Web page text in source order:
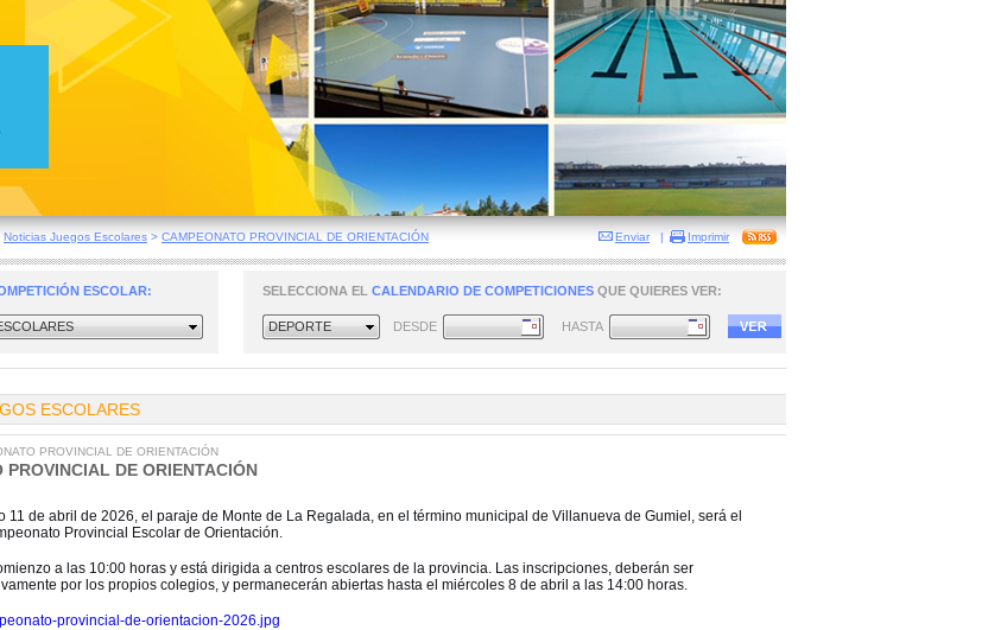
Noticias Juegos Escolares > CAMPEONATO PROVINCIAL DE ORIENTACIÓN Enviar | Imprimir
ESCOLAR: SELECCIONA EL CALENDARIO DE COMPETICIONES QUE QUIERES VER:
DEPORTE DESDE HASTA
ESCOLARES
PROVINCIAL DE ORIENTACIÓN
PROVINCIAL DE ORIENTACIÓN
11 de abril de 2026, el paraje de Monte de La Regalada, en el término municipal de Villanueva de Gumiel, será el
Provincial Escolar de Orientación.
a las 10:00 horas y está dirigida a centros escolares de la provincia. Las inscripciones, deberán ser
por los propios colegios, y permanecerán abiertas hasta el miércoles 8 de abril a las 14:00 horas.
provincial-de-orientacion-2026.jpg